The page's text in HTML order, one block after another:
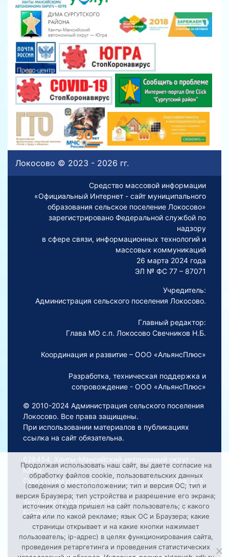
Локосово © 2023 - 2026 гг.
Средство массовой информации
«Официальный Интернет - сайт муниципального
образования сельское поселение Локосово»
зарегистрировано Федеральной службой по
надзору
в сфере связи, информационных технологий и
массовых коммуникаций
26 марта 2024 года
ЭЛ № ФС 77 – 87071
Учредитель:
Администрация сельского поселения Локосово.
Главный редактор:
Глава МО с.п. Локосово Свечников Н.Б.
Координация и развитие – ООО «АльянсПлюс»
Разработка, техническая поддержка и
сопровождение - ООО «АльянсПлюс»
© 2010-2024 Администрация сельского поселения
Локосово. Все права защищены.
При использовании материалов в публикациях
ссылка на сайт обязательна.
628454, Ханты-Мансийский автономный округ –
Югра,
Сургутский район, с. Локосово, ул. Заводская, д. 5
Тел./факс 8 (3462) 550-548
E-mail:
Lokosovoadm@mail.ru
Порядок обработки персональных данных на сайте
Продолжая использовать наш сайт, вы даете согласие на
обработку файлов cookie, пользовательских данных
(сведения о местоположении; тип и версия ОС; тип и
версия Браузера; тип устройства и разрешение его экрана;
источник откуда пришел на сайт пользователь; с какого
сайта или по какой рекламе; язык ОС и Браузера; какие
страницы открывает и на какие кнопки нажимает
пользователь; ip-адрес) в целях функционирования сайта,
проведения ретаргетинга и проведения статистических